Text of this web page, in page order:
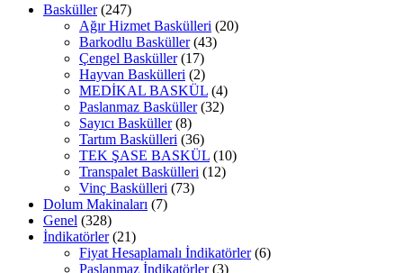
Basküller (247)
Ağır Hizmet Baskülleri (20)
Barkodlu Basküller (43)
Çengel Basküller (17)
Hayvan Baskülleri (2)
MEDİKAL BASKÜL (4)
Paslanmaz Basküller (32)
Sayıcı Basküller (8)
Tartım Baskülleri (36)
TEK ŞASE BASKÜL (10)
Transpalet Baskülleri (12)
Vinç Baskülleri (73)
Dolum Makinaları (7)
Genel (328)
İndikatörler (21)
Fiyat Hesaplamalı İndikatörler (6)
Paslanmaz İndikatörler (3)